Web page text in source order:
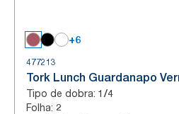
+6
477213
Tork Lunch Guardanapo
Tipo de dobra: 1/4
Folha: 2